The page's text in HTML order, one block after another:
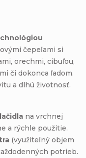
čepeľami si
orechmi, cibuľou,
či dokonca ľadom.
a dlhú životnosť.
na vrchnej
a rýchle použitie.
(využiteľný objem
potrieb.